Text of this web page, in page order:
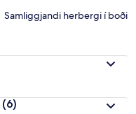
Samliggjandi herbergi í boði
(6)